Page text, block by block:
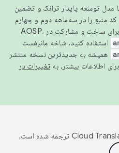
شدن با مدل توسعه پایدار ترانک و تضمین
کد منبع را در سه‌ماهه دوم و چهارم
استفاده کنید. شاخه مانیفست
همیشه به جدیدترین نسخه منتشر
تغییرات در
ترجمه شده است.